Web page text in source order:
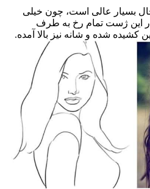
بسیار عالی است، چون خیلی
این ژست تمام رخ به طرف
کشیده شده و شانه نیز بالا آمده.